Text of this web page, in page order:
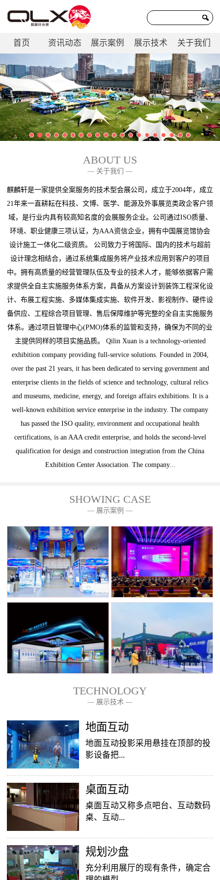
首页 资讯动态 展示案例 展示技术 关于我们
联系我们
ABOUT US
— 关于我们 —
麒麟轩是一家提供全案服务的技术型会展公司，成立于2004年，成立
21年来一直耕耘在科技、文博、医学、能源及外事展览类政企客户领
域，是行业内具有较高知名度的会展服务企业。公司通过ISO质量、
环境、职业健康三项认证，为AAA资信企业，拥有中国展览馆协会
设计施工一体化二级资质。 公司致力于将国际、国内的技术与超前
设计理念相结合，通过系统集成服务将产业技术应用到客户的项目
中。拥有高质量的经营管理队伍及专业的技术人才，能够依据客户需
求提供全自主实施服务体系方案，具备从方案设计到装饰工程深化设
计、布展工程实施、多媒体集成实施、软件开发、影视制作、硬件设
备供应、工程综合项目管理、售后保障维护等完整的全自主实施服务
体系。通过项目管理中心(PMO)体系的监管和支持，确保为不同的业
主提供同样的项目实施品质。 Qilin Xuan is a technology-oriented
exhibition company providing full-service solutions. Founded in 2004,
over the past 21 years, it has been dedicated to serving government and
enterprise clients in the fields of science and technology, cultural relics
and museums, medicine, energy, and foreign affairs exhibitions. It is a
well-known exhibition service enterprise in the industry. The company
has passed the ISO quality, environment and occupational health
certifications, is an AAA credit enterprise, and holds the second-level
qualification for design and construction integration from the China
Exhibition Center Association. The company...
SHOWING CASE
— 展示案例 —
TECHNOLOGY
— 展示技术 —
地面互动
地面互动投影采用悬挂在顶部的投
影设备把...
影像效果投射到地面，当参访着走
至投影区域时，通过系统识别，参
访者可以直接使用双脚或动作与投
效果就会随着你的脚步产生相应的
变幻。地面互动投影系统是集虚拟
互动投影项目，包括水波纹、翻
桌面互动
桌面互动又称多点吧台、互动数码
桌、互动...
投影桌面，让普通的吧台（桌面）
变成一个多媒体互动娱乐游戏消费
平台，图文并茂，形式新颖，令桌
​规划沙盘
充分利用展厅的现有条件，确定合